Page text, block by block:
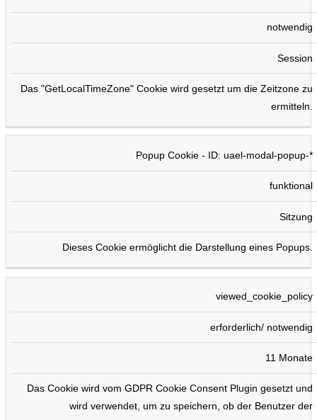
notwendig
Session
Das "GetLocalTimeZone" Cookie wird gesetzt um die Zeitzone zu
ermitteln.
Popup Cookie - ID: uael-modal-popup-*
funktional
Sitzung
Dieses Cookie ermöglicht die Darstellung eines Popups.
viewed_cookie_policy
erforderlich/ notwendig
11 Monate
Das Cookie wird vom GDPR Cookie Consent Plugin gesetzt und
wird verwendet, um zu speichern, ob der Benutzer der